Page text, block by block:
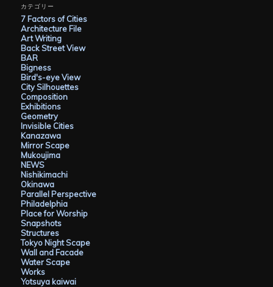
イ
ブ
カテゴリー
7 Factors of Cities
Architecture File
Art Writing
Back Street View
BAR
Bigness
Bird's-eye View
City Silhouettes
Composition
Exhibitions
Geometry
Invisible Cities
Kanazawa
Mirror Scape
Mukoujima
NEWS
Nishikimachi
Okinawa
Parallel Perspective
Philadelphia
Place for Worship
Snapshots
Structures
Tokyo Night Scape
Wall and Facade
Water Scape
Works
Yotsuya kaiwai